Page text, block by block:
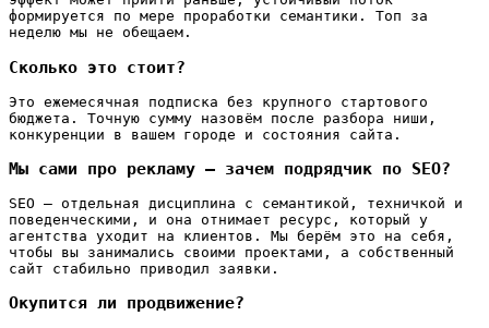
формируется по мере проработки семантики. Топ за
неделю мы не обещаем.
Сколько это стоит?
Это ежемесячная подписка без крупного стартового
бюджета. Точную сумму назовём после разбора ниши,
конкуренции в вашем городе и состояния сайта.
Мы сами про рекламу — зачем подрядчик по SEO?
SEO — отдельная дисциплина с семантикой, техничкой и
поведенческими, и она отнимает ресурс, который у
агентства уходит на клиентов. Мы берём это на себя,
чтобы вы занимались своими проектами, а собственный
сайт стабильно приводил заявки.
Окупится ли продвижение?